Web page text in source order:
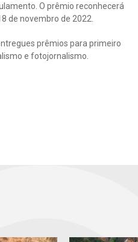
O prêmio reconhecerá
de novembro de 2022.
prêmios para primeiro
e fotojornalismo.